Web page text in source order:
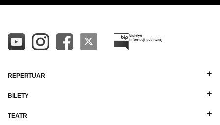
REPERTUAR
BILETY
TEATR